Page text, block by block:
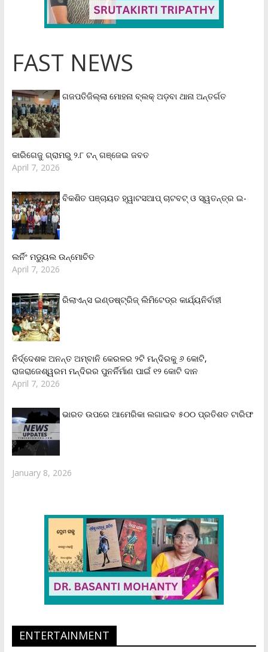
FAST NEWS
ଗଜପତିଜିଲ୍ଲା ମୋହନା ବ୍ଲକ୍‌ ଅଡ଼ବା ଥାନା ଅନ୍ତର୍ଗତ
କାରିଗେଜୁ ଗ୍ରାମରୁ ୨.୮ ଟନ୍ ଗଞ୍ଜେଇ ଜବତ
April 7, 2026
ବିକଶିତ ପଞ୍ଚାୟତ ହ୍ୱାଟସଆପ୍ ଚାଟବଟ୍ ଓ ସ୍ୱତନ୍ତ୍ର ଇ-
ଲର୍ନିଂ ମଡ୍ୟୁଲ ଉନ୍ମୋଚିତ
April 7, 2026
ରିଲାଏନ୍‌ସ ଇଣ୍ଡଷ୍ଟ୍ରିଜ୍ ଲିମିଟେଡ୍‌ର କାର୍ଯ୍ୟନିର୍ବାହୀ
ନିର୍ଦ୍ଦେଶକ ଅନନ୍ତ ଅମ୍ବାନି କେରଳର ୨ଟି ମନ୍ଦିରକୁ ୬ କୋଟି,
ରାଜରାଜେଶ୍ୱରମ ମନ୍ଦିରର ପୁନର୍ନିର୍ମାଣ ପାଇଁ ୧୨ କୋଟି ଦାନ
April 7, 2026
ଭାରତ ଉପରେ ଆମେରିକା ଲଗାଇବ ୫୦୦ ପ୍ରତିଶତ ଟାରିଫ
January 8, 2026
ENTERTAINMENT